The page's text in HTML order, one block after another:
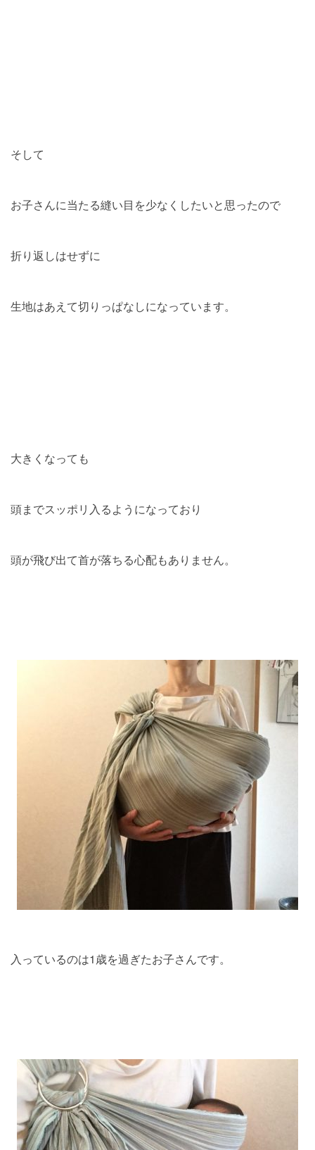
そして
お子さんに当たる縫い目を少なくしたいと思ったので
折り返しはせずに
生地はあえて切りっぱなしになっています。
大きくなっても
頭までスッポリ入るようになっており
頭が飛び出て首が落ちる心配もありません。
入っているのは1歳を過ぎたお子さんです。